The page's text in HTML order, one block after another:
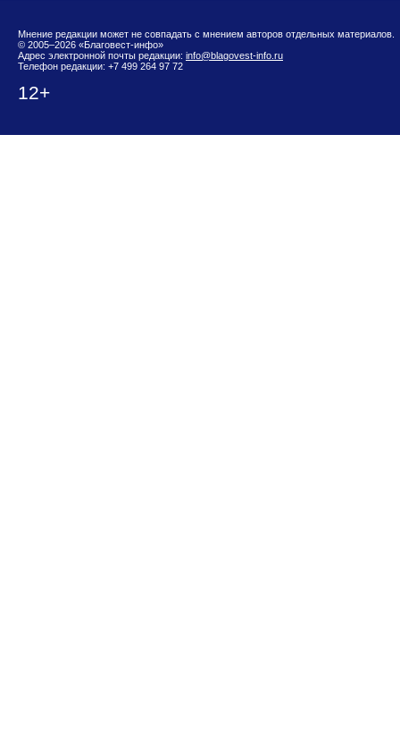
Мнение редакции может не совпадать с мнением авторов отдельных материалов.
© 2005–2026 «Благовест-инфо»
Адрес электронной почты редакции: info@blagovest-info.ru
Телефон редакции: +7 499 264 97 72
12+